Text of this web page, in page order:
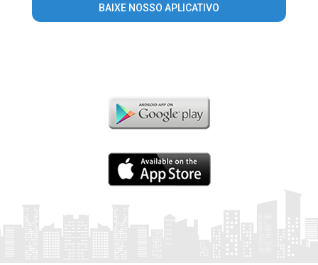
BAIXE NOSSO APLICATIVO